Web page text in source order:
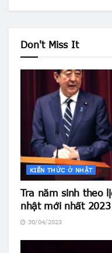
Don't Miss It
KIẾN THỨC Ở NHẬT
Tra năm sinh theo
nhật mới nhất 2023
30/04/2023